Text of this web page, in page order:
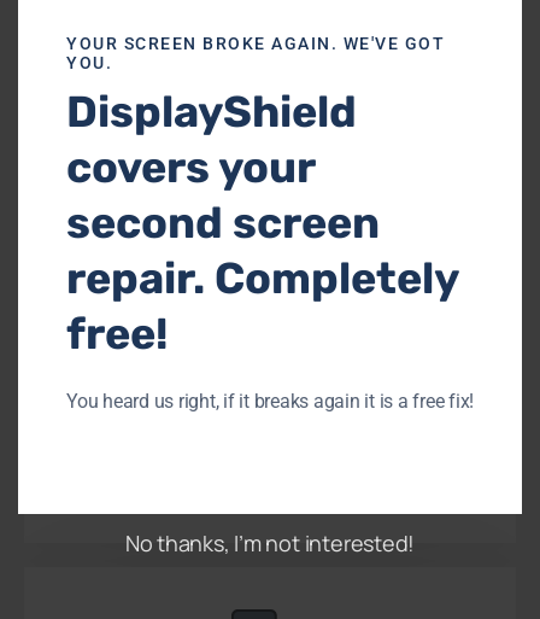
Reparación del puerto de
carga del teléfono
Motorola
¿Le cuesta cargar su teléfono Motorola?
Nuestros técnicos cualificados se
puertos de carga, garantizando una
YOUR SCREEN BROKE AGAIN. WE'VE GOT
YOU.
DisplayShield
covers your
second screen
repair. Completely
free!
You heard us right, if it breaks again it is a free fix!
No thanks, I’m not interested!